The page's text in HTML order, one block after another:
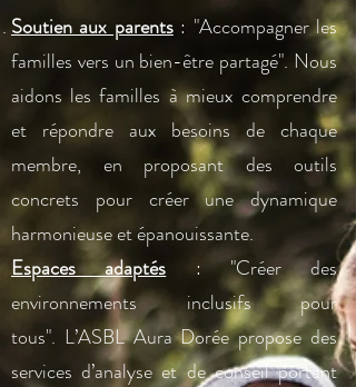
Soutien aux parents: "Accompagner les
familles vers un bien-être partagé". Nous
aidons les familles à mieux comprendre
et répondre aux besoins de chaque
membre, en proposant des outils
concrets pour créer une dynamique
harmonieuse et épanouissante.
Espaces adaptés : "Créer des
environnements inclusifs pour
tous". L’ASBL Aura Dorée propose des
services d’analyse et de conseil portant